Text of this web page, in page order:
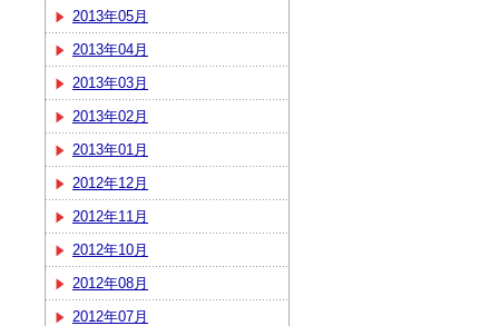
2013年05月
2013年04月
2013年03月
2013年02月
2013年01月
2012年12月
2012年11月
2012年10月
2012年08月
2012年07月